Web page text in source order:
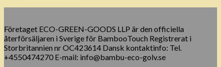
Företaget ECO-GREEN-GOODS LLP är den officiella
återförsäljaren i Sverige för BambooTouch Registrerat i
Storbritannien nr OC423614 Dansk kontaktinfo: Tel.
+4550474270 E-mail: info@bambu-eco-golv.se